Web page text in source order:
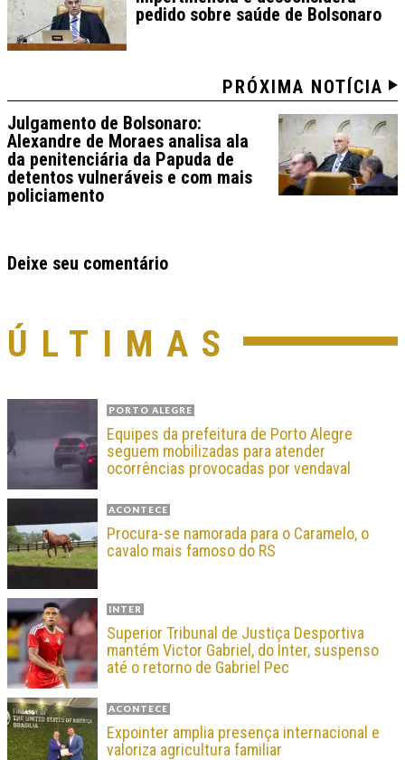
pedido sobre saúde de Bolsonaro
PRÓXIMA NOTÍCIA
Julgamento de Bolsonaro:
Alexandre de Moraes analisa ala
da penitenciária da Papuda de
detentos vulneráveis e com mais
policiamento
Deixe seu comentário
ÚLTIMAS
PORTO ALEGRE
Equipes da prefeitura de Porto Alegre
seguem mobilizadas para atender
ocorrências provocadas por vendaval
ACONTECE
Procura-se namorada para o Caramelo, o
cavalo mais famoso do RS
INTER
Superior Tribunal de Justiça Desportiva
mantém Victor Gabriel, do Inter, suspenso
até o retorno de Gabriel Pec
ACONTECE
Expointer amplia presença internacional e
valoriza agricultura familiar